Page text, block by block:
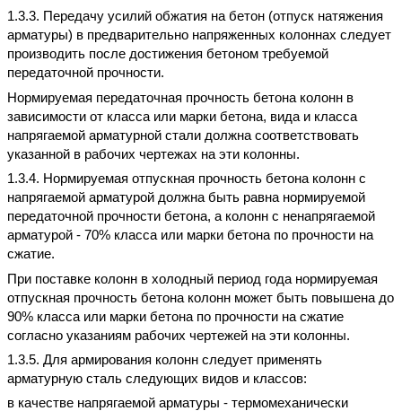
1.3.3. Передачу усилий обжатия на бетон (отпуск натяжения
арматуры) в предварительно напряженных колоннах следует
производить после достижения бетоном требуемой
передаточной прочности.
Нормируемая передаточная прочность бетона колонн в
зависимости от класса или марки бетона, вида и класса
напрягаемой арматурной стали должна соответствовать
указанной в рабочих чертежах на эти колонны.
1.3.4. Нормируемая отпускная прочность бетона колонн с
напрягаемой арматурой должна быть равна нормируемой
передаточной прочности бетона, а колонн с ненапрягаемой
арматурой - 70% класса или марки бетона по прочности на
сжатие.
При поставке колонн в холодный период года нормируемая
отпускная прочность бетона колонн может быть повышена до
90% класса или марки бетона по прочности на сжатие
согласно указаниям рабочих чертежей на эти колонны.
1.3.5. Для армирования колонн следует применять
арматурную сталь следующих видов и классов:
в качестве напрягаемой арматуры - термомеханически